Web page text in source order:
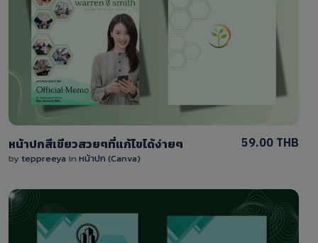
View Details
หน้าปกสีเขียวสวยๆที่แก้ไขได้ง่ายๆ
by teppreeya in หน้าปก (Canva)
59.00 THB